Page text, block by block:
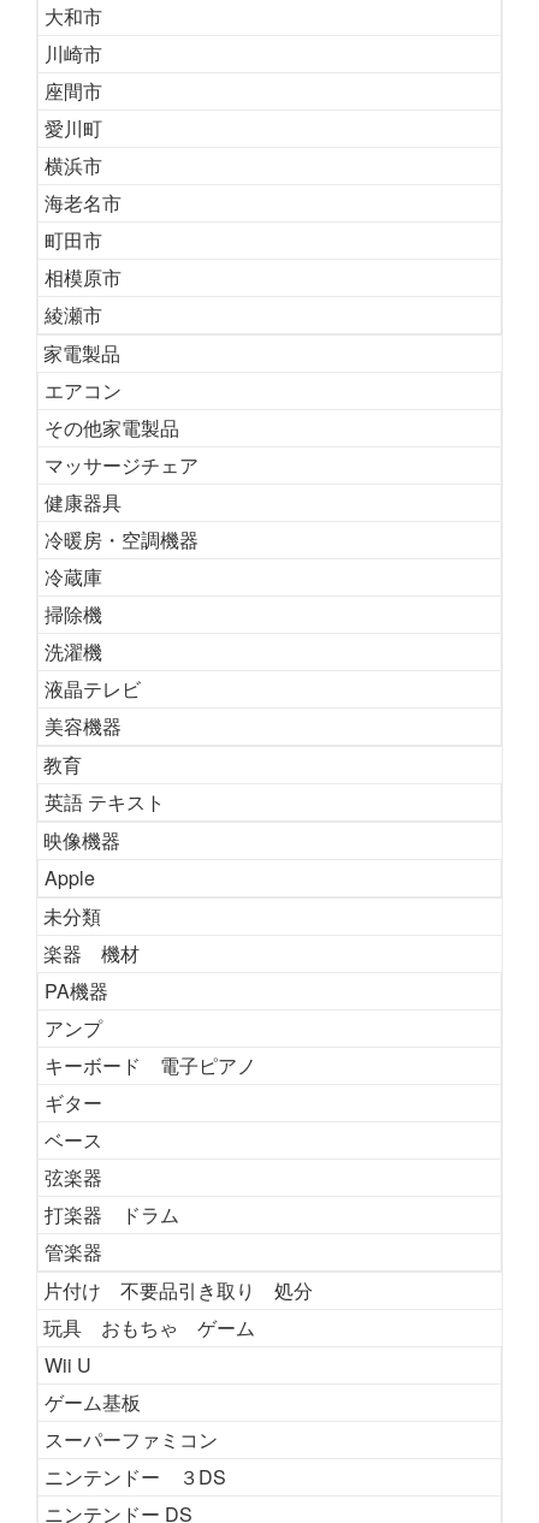
大和市
川崎市
座間市
愛川町
横浜市
海老名市
町田市
相模原市
綾瀬市
家電製品
エアコン
その他家電製品
マッサージチェア
健康器具
冷暖房・空調機器
冷蔵庫
掃除機
洗濯機
液晶テレビ
美容機器
教育
英語 テキスト
映像機器
Apple
未分類
楽器 機材
PA機器
アンプ
キーボード 電子ピアノ
ギター
ベース
弦楽器
打楽器 ドラム
管楽器
片付け 不要品引き取り 処分
玩具 おもちゃ ゲーム
Wii U
ゲーム基板
スーパーファミコン
ニンテンドー ３DS
ニンテンドー DS